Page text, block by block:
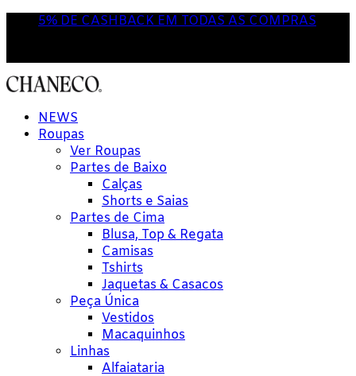
5% DE CASHBACK EM TODAS AS COMPRAS
NEWS
Roupas
Ver Roupas
Partes de Baixo
Calças
Shorts e Saias
Partes de Cima
Blusa, Top & Regata
Camisas
Tshirts
Jaquetas & Casacos
Peça Única
Vestidos
Macaquinhos
Linhas
Alfaiataria